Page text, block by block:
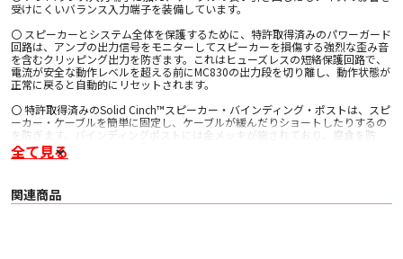
受けにくいバランス入力端子を装備しています。
〇 スピーカーとシステム全体を保護するために、特許取得済みのパワーガード
回路は、アンプの出力信号をモニターしてスピーカーを損傷する強烈な歪み音
を含むクリッピング出力を防ぎます。これはヒューズレスの短絡保護回路で、
電流が安全な動作レベルを超える前にMC830の出力段を切り離し、動作状態が
正常に戻ると自動的にリセットされます。
〇 特許取得済みのSolid Cinch™スピーカー・バインディング・ポストは、スピ
ーカー・ケーブルを簡単に固定し、ケーブルが緩んだりショートしたりするの
を防ぎます。バインディングポストには金メッキが施されており、腐食を防
ぎ、高品質のオーディオ信号を確実にスピーカーに送ることができます。
り、シャットダウンしたりすることができます。
全て見る
関連商品